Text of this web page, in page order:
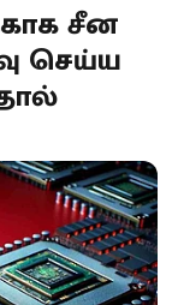
சீன
செய்ய